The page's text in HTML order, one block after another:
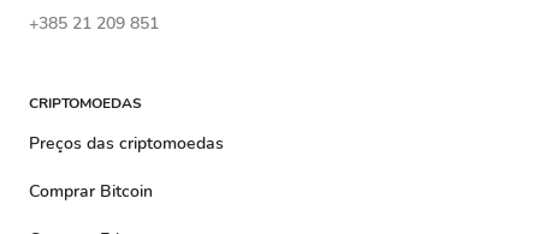
+385 21 209 851
CRIPTOMOEDAS
Preços das criptomoedas
Comprar Bitcoin